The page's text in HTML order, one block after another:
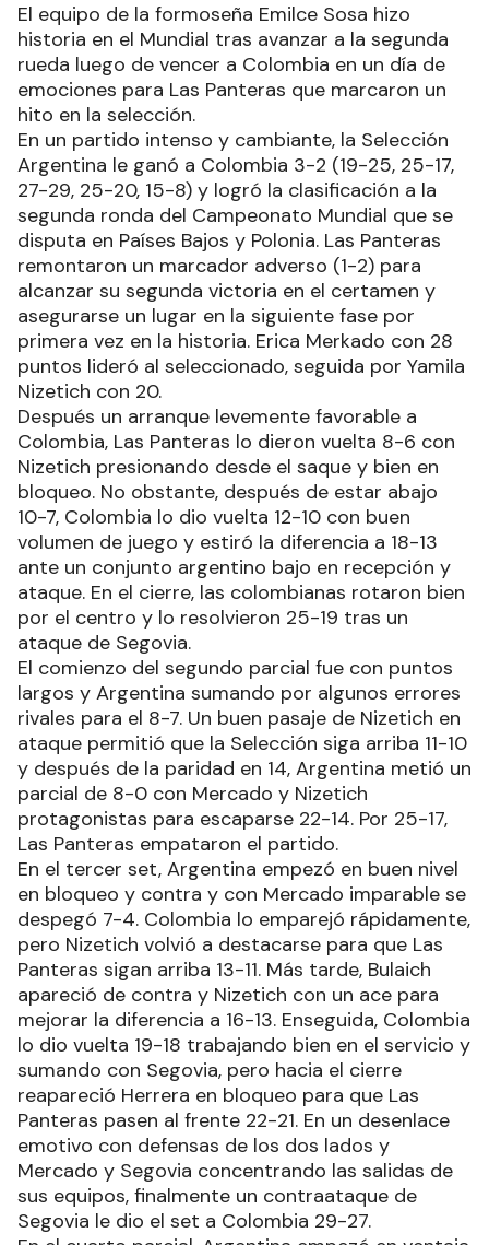
El equipo de la formoseña Emilce Sosa hizo
historia en el Mundial tras avanzar a la segunda
rueda luego de vencer a Colombia en un día de
emociones para Las Panteras que marcaron un
hito en la selección.
En un partido intenso y cambiante, la Selección
Argentina le ganó a Colombia 3-2 (19-25, 25-17,
27-29, 25-20, 15-8) y logró la clasificación a la
segunda ronda del Campeonato Mundial que se
disputa en Países Bajos y Polonia. Las Panteras
remontaron un marcador adverso (1-2) para
alcanzar su segunda victoria en el certamen y
asegurarse un lugar en la siguiente fase por
primera vez en la historia. Erica Merkado con 28
puntos lideró al seleccionado, seguida por Yamila
Nizetich con 20.
Después un arranque levemente favorable a
Colombia, Las Panteras lo dieron vuelta 8-6 con
Nizetich presionando desde el saque y bien en
bloqueo. No obstante, después de estar abajo
10-7, Colombia lo dio vuelta 12-10 con buen
volumen de juego y estiró la diferencia a 18-13
ante un conjunto argentino bajo en recepción y
ataque. En el cierre, las colombianas rotaron bien
por el centro y lo resolvieron 25-19 tras un
ataque de Segovia.
El comienzo del segundo parcial fue con puntos
largos y Argentina sumando por algunos errores
rivales para el 8-7. Un buen pasaje de Nizetich en
ataque permitió que la Selección siga arriba 11-10
y después de la paridad en 14, Argentina metió un
parcial de 8-0 con Mercado y Nizetich
protagonistas para escaparse 22-14. Por 25-17,
Las Panteras empataron el partido.
En el tercer set, Argentina empezó en buen nivel
en bloqueo y contra y con Mercado imparable se
despegó 7-4. Colombia lo emparejó rápidamente,
pero Nizetich volvió a destacarse para que Las
Panteras sigan arriba 13-11. Más tarde, Bulaich
apareció de contra y Nizetich con un ace para
mejorar la diferencia a 16-13. Enseguida, Colombia
lo dio vuelta 19-18 trabajando bien en el servicio y
sumando con Segovia, pero hacia el cierre
reapareció Herrera en bloqueo para que Las
Panteras pasen al frente 22-21. En un desenlace
emotivo con defensas de los dos lados y
Mercado y Segovia concentrando las salidas de
sus equipos, finalmente un contraataque de
Segovia le dio el set a Colombia 29-27.